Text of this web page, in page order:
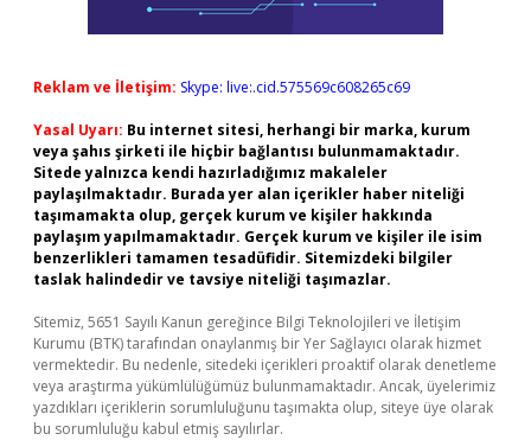
Reklam ve İletişim: Skype: live:.cid.575569c608265c69
Yasal Uyarı: Bu internet sitesi, herhangi bir marka, kurum
veya şahıs şirketi ile hiçbir bağlantısı bulunmamaktadır.
Sitede yalnızca kendi hazırladığımız makaleler
paylaşılmaktadır. Burada yer alan içerikler haber niteliği
taşımamakta olup, gerçek kurum ve kişiler hakkında
paylaşım yapılmamaktadır. Gerçek kurum ve kişiler ile isim
benzerlikleri tamamen tesadüfidir. Sitemizdeki bilgiler
taslak halindedir ve tavsiye niteliği taşımazlar.
Sitemiz, 5651 Sayılı Kanun gereğince Bilgi Teknolojileri ve İletişim
Kurumu (BTK) tarafından onaylanmış bir Yer Sağlayıcı olarak hizmet
vermektedir. Bu nedenle, sitedeki içerikleri proaktif olarak denetleme
veya araştırma yükümlülüğümüz bulunmamaktadır. Ancak, üyelerimiz
yazdıkları içeriklerin sorumluluğunu taşımakta olup, siteye üye olarak
bu sorumluluğu kabul etmiş sayılırlar.